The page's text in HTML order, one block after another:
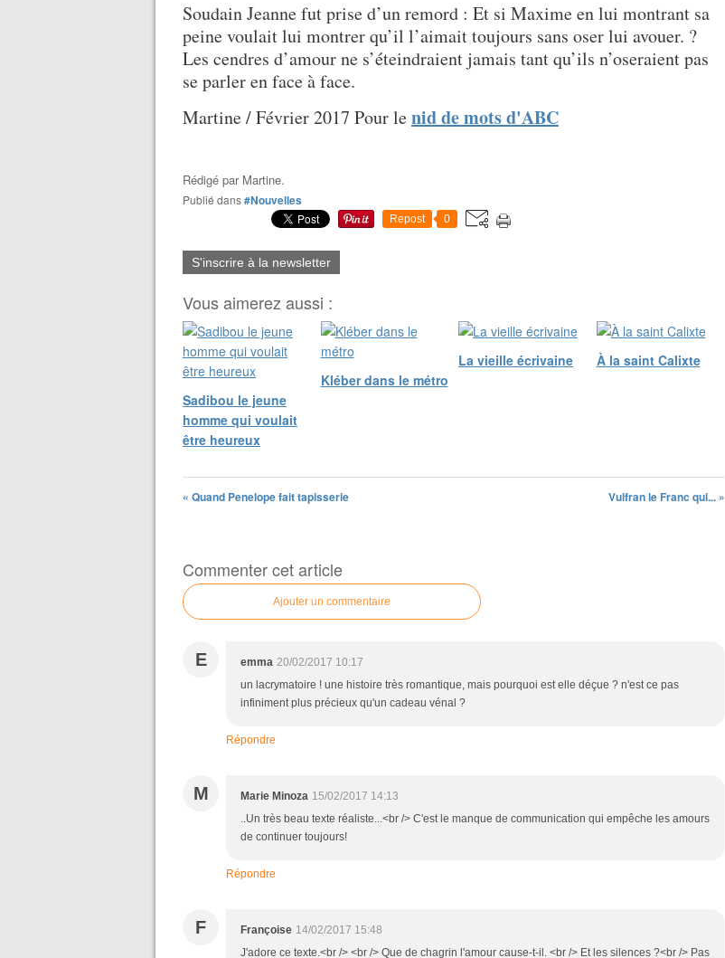
Soudain Jeanne fut prise d’un remord : Et si Maxime en lui montrant sa
peine voulait lui montrer qu’il l’aimait toujours sans oser lui avouer. ?
Les cendres d’amour ne s’éteindraient jamais tant qu’ils n’oseraient pas
se parler en face à face.
Martine / Février 2017 Pour lenid de mots d'ABC
Rédigé par Martine.
Publié dans#Nouvelles
Repost 0
S'inscrire à la newsletter
Vous aimerez aussi :
Sadibou le jeune
homme qui voulait
être heureux
Kléber dans le métro
La vieille écrivaine À la saint Calixte
« Quand Penelope fait tapisserie Vulfran le Franc qui... »
Commenter cet article
Ajouter un commentaire
E emma 20/02/2017 10:17
un lacrymatoire ! une histoire très romantique, mais pourquoi est elle déçue ? n'est ce pas
infiniment plus précieux qu'un cadeau vénal ?
Répondre
M Marie Minoza 15/02/2017 14:13
..Un très beau texte réaliste...<br /> C'est le manque de communication qui empêche les amours
de continuer toujours!
Répondre
F Françoise 14/02/2017 15:48
J'adore ce texte.<br /> <br /> Que de chagrin l'amour cause-t-il. <br /> Et les silences ?<br /> Pas